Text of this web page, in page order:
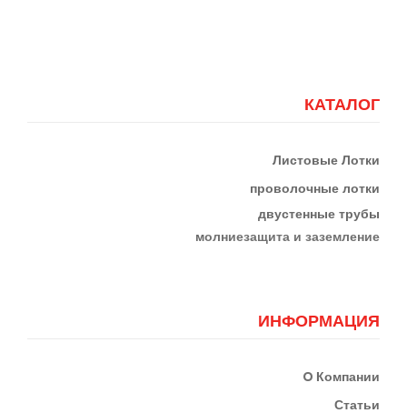
КАТАЛОГ
Листовые Лотки
проволочные лотки
двустенные трубы
молниезащита и заземление
ИНФОРМАЦИЯ
О Компании
Статьи